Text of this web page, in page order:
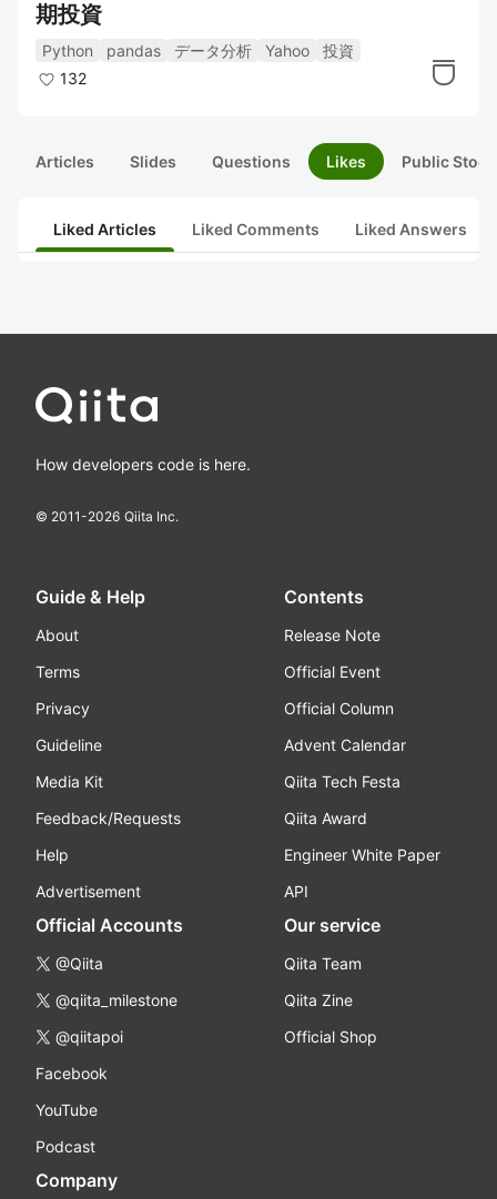
期投資
Python pandas データ分析 Yahoo
投資
132
Articles Slides Questions Likes Public
Liked Articles Liked Comments Liked Answers
How developers code is here.
© 2011-2026 Qiita Inc.
Guide & Help
About
Terms
Privacy
Guideline
Media Kit
Feedback/Requests
Help
Advertisement
Contents
Release Note
Official Event
Official Column
Advent Calendar
Qiita Tech Festa
Qiita Award
Engineer White Paper
API
Official Accounts
@Qiita
@qiita_milestone
@qiitapoi
Facebook
YouTube
Podcast
Our service
Qiita Team
Qiita Zine
Official Shop
Company